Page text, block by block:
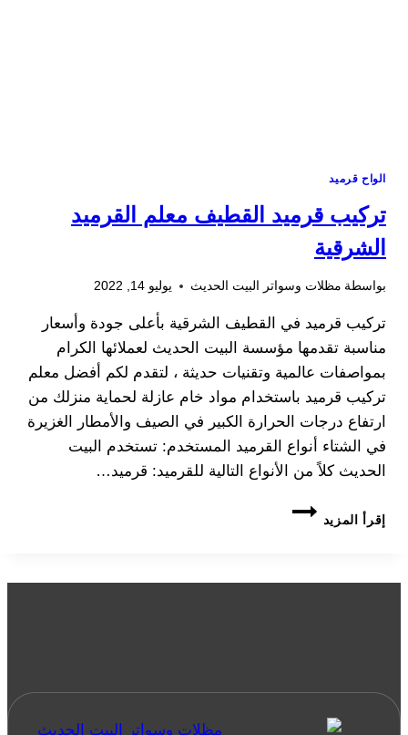
الواح قرميد
تركيب قرميد القطيف معلم القرميد
الشرقية
بواسطة مظلات وسواتر البيت الحديث يوليو 14, 2022
تركيب قرميد في القطيف الشرقية بأعلى جودة وأسعار
مناسبة تقدمها مؤسسة البيت الحديث لعملائها الكرام
بمواصفات عالمية وتقنيات حديثة ، لتقدم لكم أفضل معلم
تركيب قرميد باستخدام مواد خام عازلة لحماية منزلك من
ارتفاع درجات الحرارة الكبير في الصيف والأمطار الغزيرة
في الشتاء أنواع القرميد المستخدم: تستخدم البيت
الحديث كلاً من الأنواع التالية للقرميد: قرميد…
إقرأ المزيد
تركيب
قرميد
القرميد